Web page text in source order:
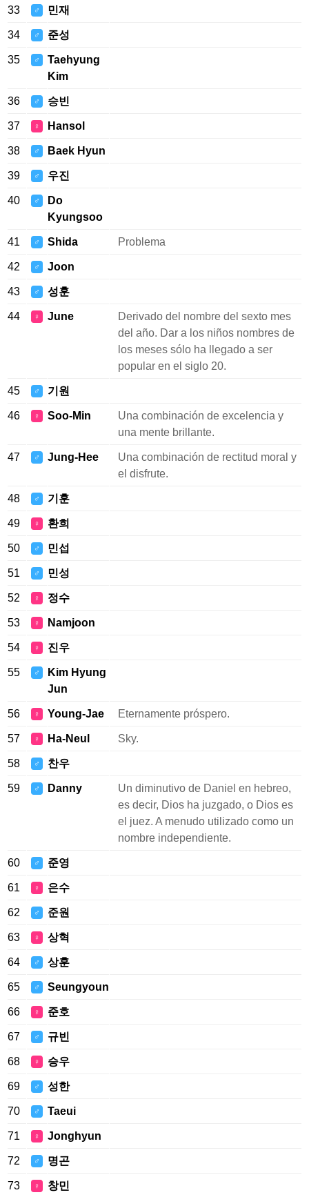
33 ♂ 민재
34 ♂ 준성
35 ♂
Taehyung
Kim
36 ♂ 승빈
37 ♀ Hansol
38 ♂ Baek Hyun
39 ♂ 우진
40 ♂
Do
Kyungsoo
41 ♂ Shida Problema
42 ♂ Joon
43 ♂ 성훈
44 ♀ June
Derivado del nombre del sexto mes
del año. Dar a los niños nombres de
los meses sólo ha llegado a ser
popular en el siglo 20.
45 ♂ 기원
46 ♀ Soo-Min
Una combinación de excelencia y
una mente brillante.
47 ♂ Jung-Hee
Una combinación de rectitud moral y
el disfrute.
48 ♂ 기훈
49 ♀ 환희
50 ♂ 민섭
51 ♂ 민성
52 ♀ 정수
53 ♀ Namjoon
54 ♀ 진우
55 ♂
Kim Hyung
Jun
56 ♀ Young-Jae Eternamente próspero.
57 ♀ Ha-Neul Sky.
58 ♂ 찬우
59 ♂ Danny
Un diminutivo de Daniel en hebreo,
es decir, Dios ha juzgado, o Dios es
el juez. A menudo utilizado como un
nombre independiente.
60 ♂ 준영
61 ♀ 은수
62 ♂ 준원
63 ♀ 상혁
64 ♂ 상훈
65 ♂ Seungyoun
66 ♀ 준호
67 ♂ 규빈
68 ♀ 승우
69 ♂ 성한
70 ♂ Taeui
71 ♀ Jonghyun
72 ♂ 명곤
73 ♀ 창민